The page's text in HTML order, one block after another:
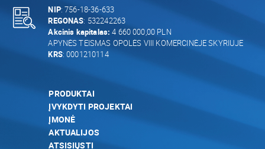
NIP: 756-18-36-633
REGONAS: 532242263
Akcinis kapitalas: 4 660 000,00 PLN
APYNĖS TEISMAS OPOLĖS VIII KOMERCINĖJE SKYRIUJE
KRS: 0001210114
PRODUKTAI
ĮVYKDYTI PROJEKTAI
ĮMONĖ
AKTUALIJOS
ATSISIŲSTI